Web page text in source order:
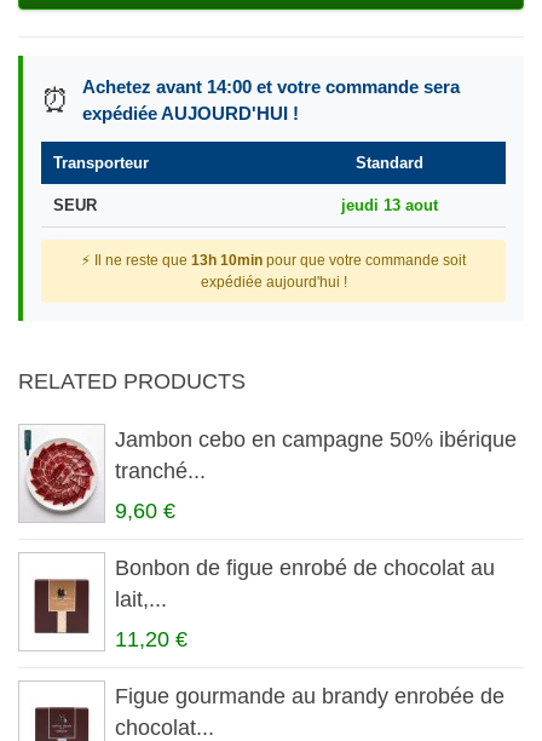
⏰
Achetez avant 14:00 et votre commande sera
expédiée AUJOURD'HUI !
Transporteur Standard
SEUR jeudi 13 aout
⚡ Il ne reste que 13h 10min pour que votre commande soit
expédiée aujourd'hui !
RELATED PRODUCTS
Jambon cebo en campagne 50% ibérique
tranché...
9,60 €
Bonbon de figue enrobé de chocolat au
lait,...
11,20 €
Figue gourmande au brandy enrobée de
chocolat...